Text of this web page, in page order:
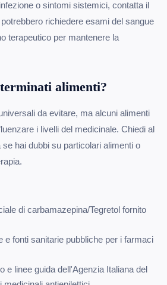
o sintomi sistemici, contatta il
richiedere esami del sangue
terapeutico per mantenere la
alimenti?
da evitare, ma alcuni alimenti
i livelli del medicinale. Chiedi al
hai dubbi su particolari alimenti o
di carbamazepina/Tegretol fornito
e fonti sanitarie pubbliche per i farmaci
e linee guida dell'Agenzia Italiana del